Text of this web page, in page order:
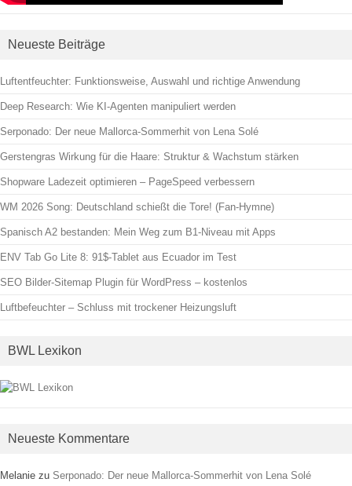
Neueste Beiträge
Luftentfeuchter: Funktionsweise, Auswahl und richtige Anwendung
Deep Research: Wie KI-Agenten manipuliert werden
Serponado: Der neue Mallorca-Sommerhit von Lena Solé
Gerstengras Wirkung für die Haare: Struktur & Wachstum stärken
Shopware Ladezeit optimieren – PageSpeed verbessern
WM 2026 Song: Deutschland schießt die Tore! (Fan-Hymne)
Spanisch A2 bestanden: Mein Weg zum B1-Niveau mit Apps
ENV Tab Go Lite 8: 91$-Tablet aus Ecuador im Test
SEO Bilder-Sitemap Plugin für WordPress – kostenlos
Luftbefeuchter – Schluss mit trockener Heizungsluft
BWL Lexikon
Neueste Kommentare
Melanie zu Serponado: Der neue Mallorca-Sommerhit von Lena Solé